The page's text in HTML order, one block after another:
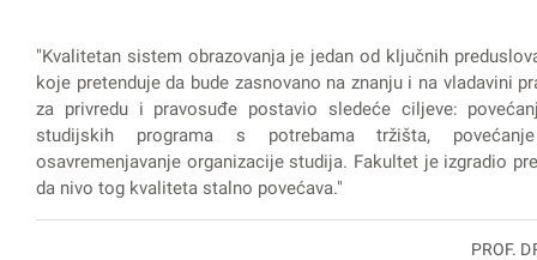
"Kvalitetan sistem obrazovanja je jedan od ključnih
koje pretenduje da bude zasnovano na znanju i na vladavini
za privredu i pravosuđe postavio sledeće ciljeve:
studijskih programa s potrebama tržišta,
osavremenjavanje organizacije studija. Fakultet je izgradio
da nivo tog kvaliteta stalno povećava."
PROF.